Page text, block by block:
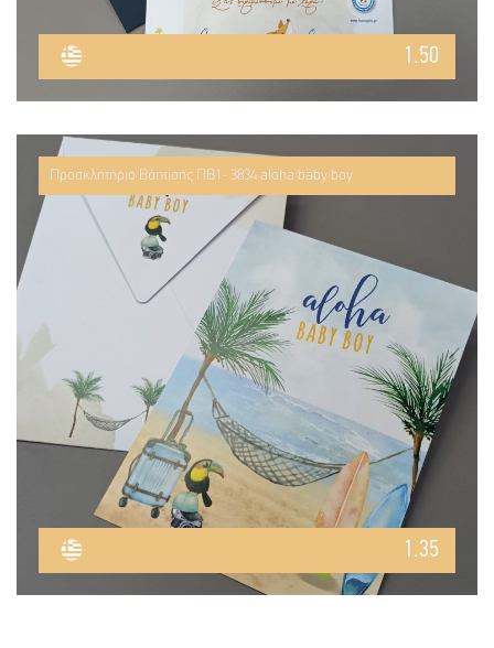
1.50
Προσκλητήριο Βάπτισης ΠΒ1- 3834 aloha baby boy
1.35